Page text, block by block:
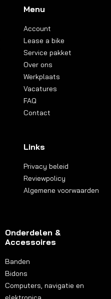
Menu
Account
Lease a bike
Service pakket
Over ons
Werkplaats
Vacatures
FAQ
Contact
Links
Privacy beleid
Reviewpolicy
Algemene voorwaarden
Onderdelen &
Accessoires
Banden
Bidons
Computers, navigatie en